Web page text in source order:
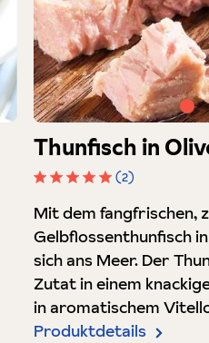
Thunfisch in
(2)
Mit dem fangfrischen,
Gelbflossenthunfisch
sich ans Meer. Der
Zutat in einem
in aromatischem
Produktdetails